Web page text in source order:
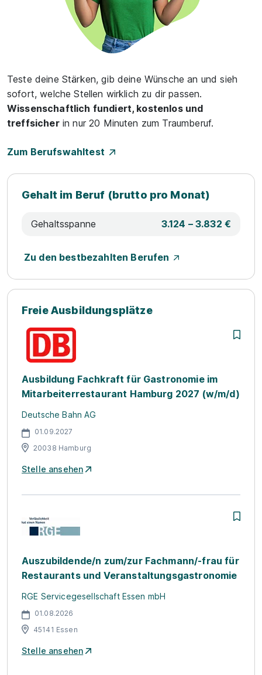
Teste deine Stärken, gib deine Wünsche an und sieh
sofort, welche Stellen wirklich zu dir passen.
Wissenschaftlich fundiert, kostenlos und
treffsicherin nur 20 Minuten zum Traumberuf.
Zum Berufswahltest
Gehalt im Beruf (brutto pro Monat)
Gehaltsspanne 3.124 – 3.832 €
Zu den bestbezahlten Berufen
Freie Ausbildungsplätze
Ausbildung Fachkraft für Gastronomie im
Mitarbeiterrestaurant Hamburg 2027 (w/m/d)
Deutsche Bahn AG
01.09.2027
20038 Hamburg
Stelle ansehen
Auszubildende/n zum/zur Fachmann/-frau für
Restaurants und Veranstaltungsgastronomie
RGE Servicegesellschaft Essen mbH
01.08.2026
45141 Essen
Stelle ansehen